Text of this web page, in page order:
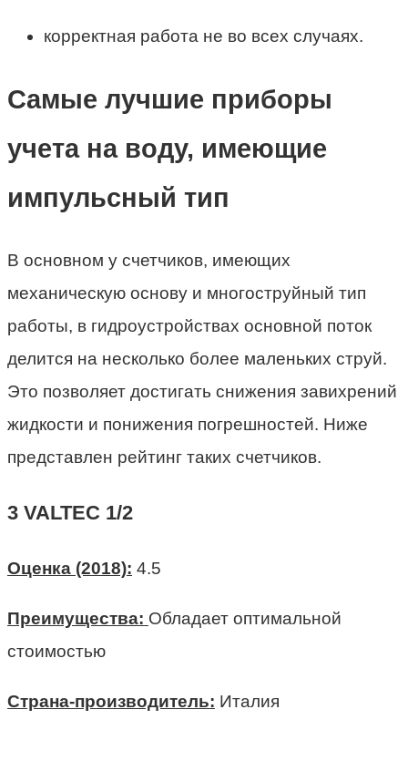
корректная работа не во всех случаях.
Самые лучшие приборы
учета на воду, имеющие
импульсный тип
В основном у счетчиков, имеющих
механическую основу и многоструйный тип
работы, в гидроустройствах основной поток
делится на несколько более маленьких струй.
Это позволяет достигать снижения завихрений
жидкости и понижения погрешностей. Ниже
представлен рейтинг таких счетчиков.
3 VALTEC 1/2
Оценка (2018): 4.5
Преимущества: Обладает оптимальной
стоимостью
Страна-производитель: Италия